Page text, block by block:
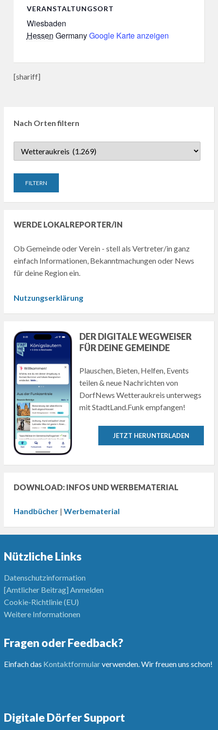
VERANSTALTUNGSORT
Wiesbaden
Hessen GermanyGoogle Karte anzeigen
[shariff]
Nach Orten filtern
WERDE LOKALREPORTER/IN
Ob Gemeinde oder Verein - stell als Vertreter/in ganz
einfach Informationen, Bekanntmachungen oder News
für deine Region ein.
Nutzungserklärung
DER DIGITALE WEGWEISER
FÜR DEINE GEMEINDE
Plauschen, Bieten, Helfen, Events
teilen & neue Nachrichten von
DorfNews Wetteraukreis unterwegs
mit StadtLand.Funk empfangen!
JETZT HERUNTERLADEN
DOWNLOAD: INFOS UND WERBEMATERIAL
Handbücher| Werbematerial
Nützliche Links
Datenschutzinformation
[Amtlicher Beitrag] Anmelden
Cookie-Richtlinie (EU)
Weitere Informationen
Fragen oder Feedback?
Einfach das Kontaktformularverwenden. Wir freuen uns schon!
Digitale Dörfer Support